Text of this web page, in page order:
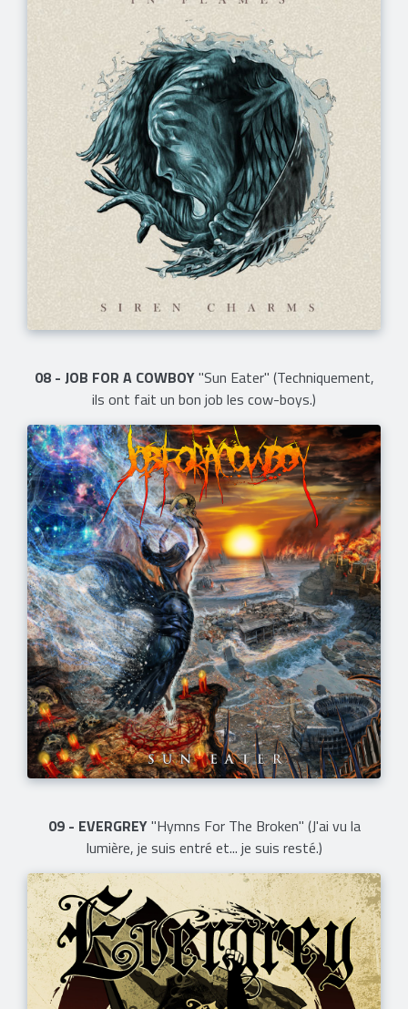
08 - JOB FOR A COWBOY"Sun Eater" (Techniquement,
ils ont fait un bon job les cow-boys.)
09 - EVERGREY"Hymns For The Broken" (J'ai vu la
lumière, je suis entré et... je suis resté.)